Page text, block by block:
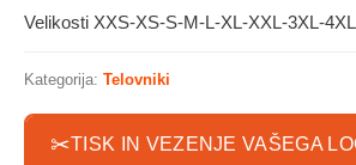
Velikosti XXS-XS-S-M-L-XL-XXL-3XL-
Kategorija: Telovniki
✂TISK IN VEZENJE VAŠEGA